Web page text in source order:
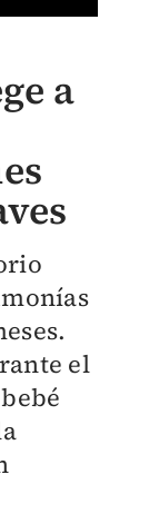
a
el